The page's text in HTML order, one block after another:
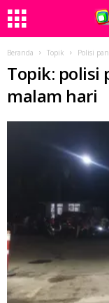
Beranda Topik Polisi
Topik: polisi
malam hari